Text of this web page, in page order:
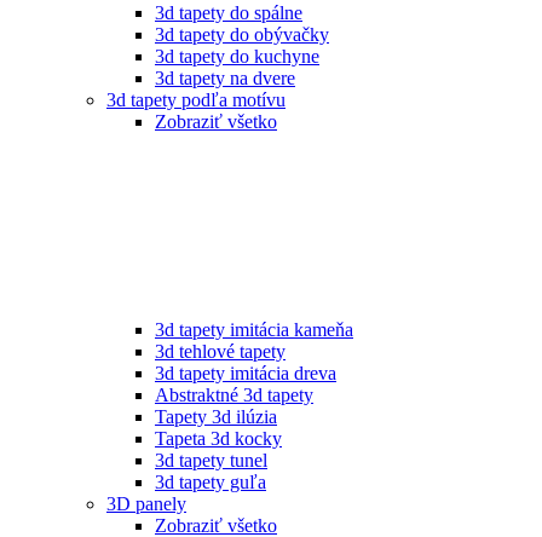
3d tapety do spálne
3d tapety do obývačky
3d tapety do kuchyne
3d tapety na dvere
3d tapety podľa motívu
Zobraziť všetko
3d tapety imitácia kameňa
3d tehlové tapety
3d tapety imitácia dreva
Abstraktné 3d tapety
Tapety 3d ilúzia
Tapeta 3d kocky
3d tapety tunel
3d tapety guľa
3D panely
Zobraziť všetko